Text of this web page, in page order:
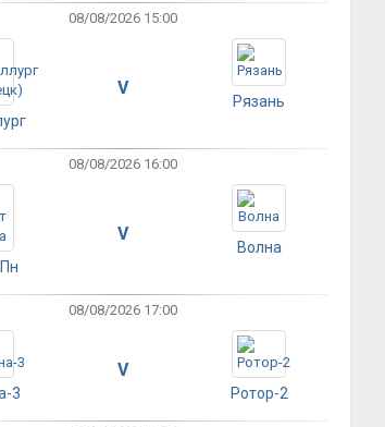
08/08/2026 15:00
V
Рязань
08/08/2026 16:00
V
Волна
08/08/2026 17:00
3
V
Ротор-2